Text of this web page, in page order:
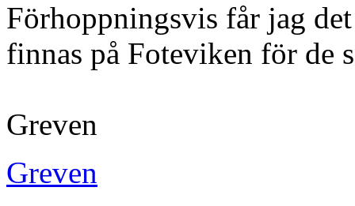
Förhoppningsvis får jag
finnas på Foteviken för de
Greven
Greven